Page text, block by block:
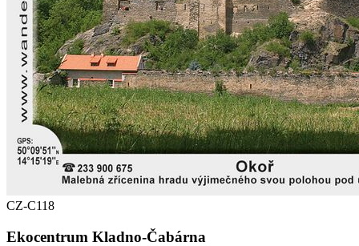
CZ-C118
Ekocentrum Kladno-Čabárna